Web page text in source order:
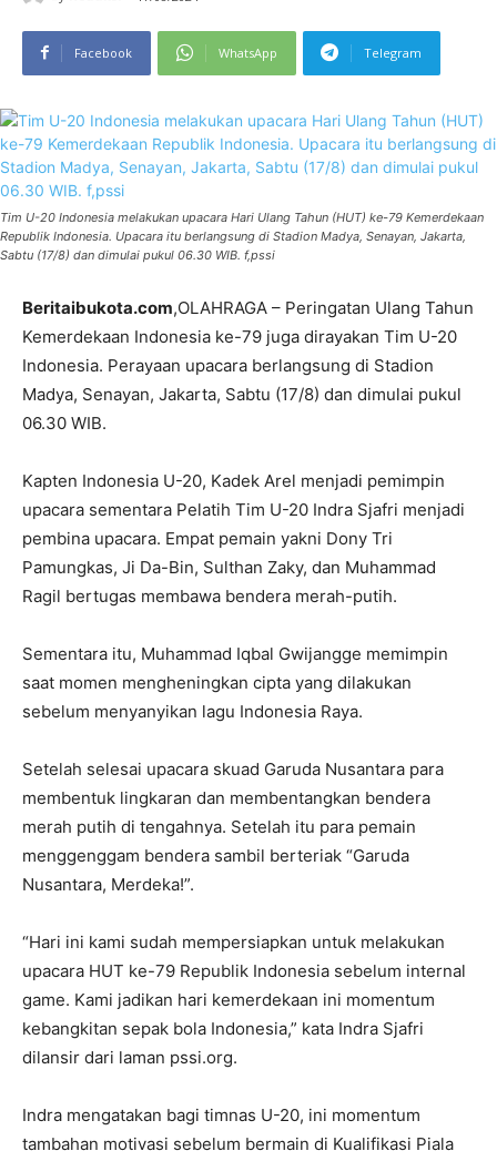
Facebook WhatsApp Telegram
Tim U-20 Indonesia melakukan upacara Hari Ulang Tahun (HUT) ke-79 Kemerdekaan
Republik Indonesia. Upacara itu berlangsung di Stadion Madya, Senayan, Jakarta,
Sabtu (17/8) dan dimulai pukul 06.30 WIB. f,pssi
Beritaibukota.com,OLAHRAGA – Peringatan Ulang Tahun
Kemerdekaan Indonesia ke-79 juga dirayakan Tim U-20
Indonesia. Perayaan upacara berlangsung di Stadion
Madya, Senayan, Jakarta, Sabtu (17/8) dan dimulai pukul
06.30 WIB.
Kapten Indonesia U-20, Kadek Arel menjadi pemimpin
upacara sementara Pelatih Tim U-20 Indra Sjafri menjadi
pembina upacara. Empat pemain yakni Dony Tri
Pamungkas, Ji Da-Bin, Sulthan Zaky, dan Muhammad
Ragil bertugas membawa bendera merah-putih.
Sementara itu, Muhammad Iqbal Gwijangge memimpin
saat momen mengheningkan cipta yang dilakukan
sebelum menyanyikan lagu Indonesia Raya.
Setelah selesai upacara skuad Garuda Nusantara para
membentuk lingkaran dan membentangkan bendera
merah putih di tengahnya. Setelah itu para pemain
menggenggam bendera sambil berteriak “Garuda
Nusantara, Merdeka!”.
“Hari ini kami sudah mempersiapkan untuk melakukan
upacara HUT ke-79 Republik Indonesia sebelum internal
game. Kami jadikan hari kemerdekaan ini momentum
kebangkitan sepak bola Indonesia,” kata Indra Sjafri
dilansir dari laman pssi.org.
Indra mengatakan bagi timnas U-20, ini momentum
tambahan motivasi sebelum bermain di Kualifikasi Piala